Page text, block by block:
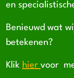
en
Benieuwd wat
betekenen?
Klik hier voor